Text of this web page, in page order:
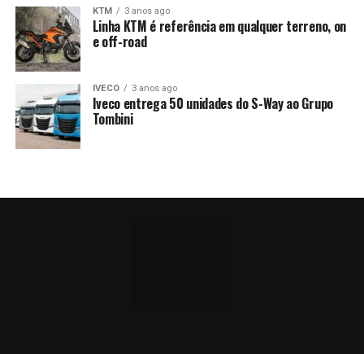
KTM 3 anos ago
Linha KTM é referência em qualquer terreno, on
e off-road
IVECO 3 anos ago
Iveco entrega 50 unidades do S-Way ao Grupo
Tombini